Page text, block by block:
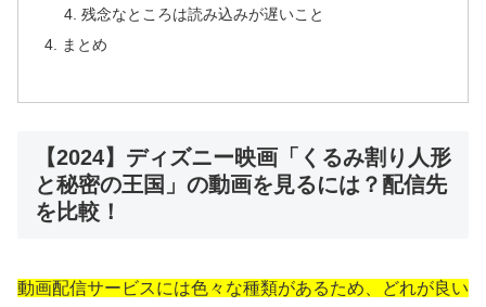
残念なところは読み込みが遅いこと
まとめ
【2024】ディズニー映画「くるみ割り人形
と秘密の王国」の動画を見るには？配信先
を比較！
動画配信サービスには色々な種類があるため、どれが良い